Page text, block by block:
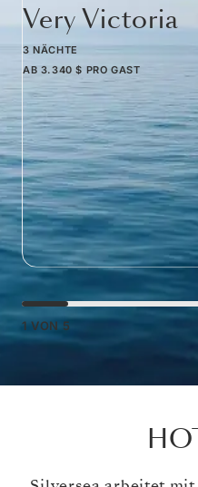
Very Victoria
3 NÄCHTE
AB 3.340 $ PRO GAST
1 VON 5